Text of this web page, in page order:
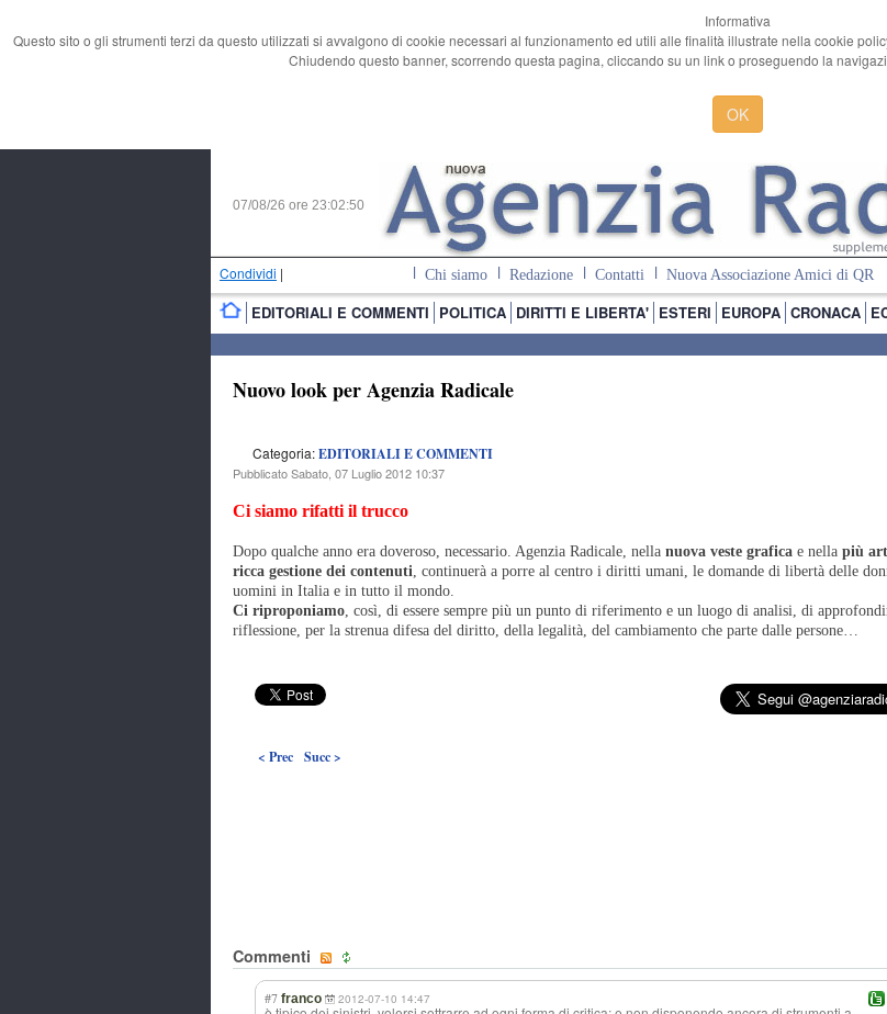
Informativa
Questo sito o gli strumenti terzi da questo utilizzati si avvalgono di cookie necessari al funzionamento ed utili alle finalità illustrate nella cookie
Chiudendo questo banner, scorrendo questa pagina, cliccando su un link o proseguendo la
OK
07/08/26 ore 23:02:51
Condividi | Chi siamo Redazione Contatti Nuova Associazione Amici di QR
EDITORIALI E COMMENTI POLITICA DIRITTI E LIBERTA' ESTERI EUROPA CRONACA
Nuovo look per Agenzia Radicale
Categoria:EDITORIALI E COMMENTI
Pubblicato Sabato, 07 Luglio 2012 10:37
Ci siamo rifatti il trucco
Dopo qualche anno era doveroso, necessario. Agenzia Radicale, nella nuova veste grafica e nella più
ricca gestione dei contenuti, continuerà a porre al centro i diritti umani, le domande di libertà delle
uomini in Italia e in tutto il mondo.
Ci riproponiamo, così, di essere sempre più un punto di riferimento e un luogo di analisi, di
riflessione, per la strenua difesa del diritto, della legalità, del cambiamento che parte dalle persone…
< Prec Succ >
Commenti
#7 franco 2012-07-10 14:47